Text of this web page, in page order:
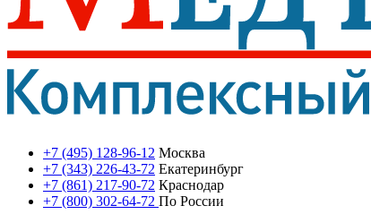
+7 (495) 128-96-12 Москва
+7 (343) 226-43-72 Екатеринбург
+7 (861) 217-90-72 Краснодар
+7 (800) 302-64-72 По России